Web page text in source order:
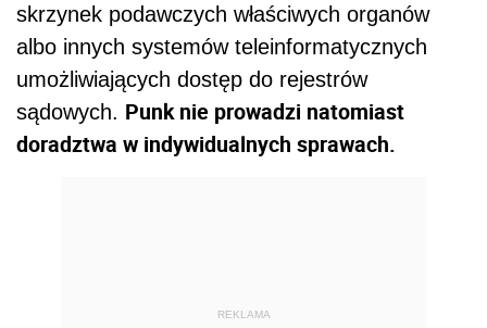
skrzynek podawczych właściwych organów
albo innych systemów teleinformatycznych
umożliwiających dostęp do rejestrów
sądowych. Punk nie prowadzi natomiast
doradztwa w indywidualnych sprawach.
REKLAMA